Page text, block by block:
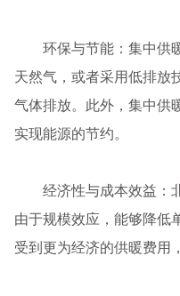
环保与节能：集中供暖
天然气，或者采用低排放
气体排放。此外，集中供
实现能源的节约。
经济性与成本效益：北
由于规模效应，能够降低
受到更为经济的供暖费用